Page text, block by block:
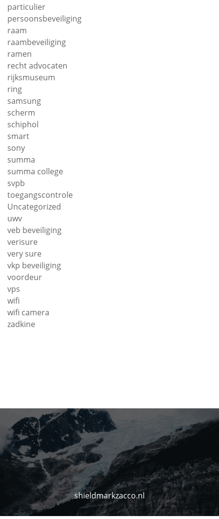
particulier
persoonsbeveiliging
raam
raambeveiliging
ramen
recht advocaten
rijksmuseum
ring
samsung
scherm
schiphol
smart
sony
summa
summa college
svpb
toegangscontrole
Uncategorized
uwv
veb beveiliging
verisure
very sure
vkp beveiliging
voordeur
vps
wifi
wifi camera
zadkine
shieldmarkzacco.nl